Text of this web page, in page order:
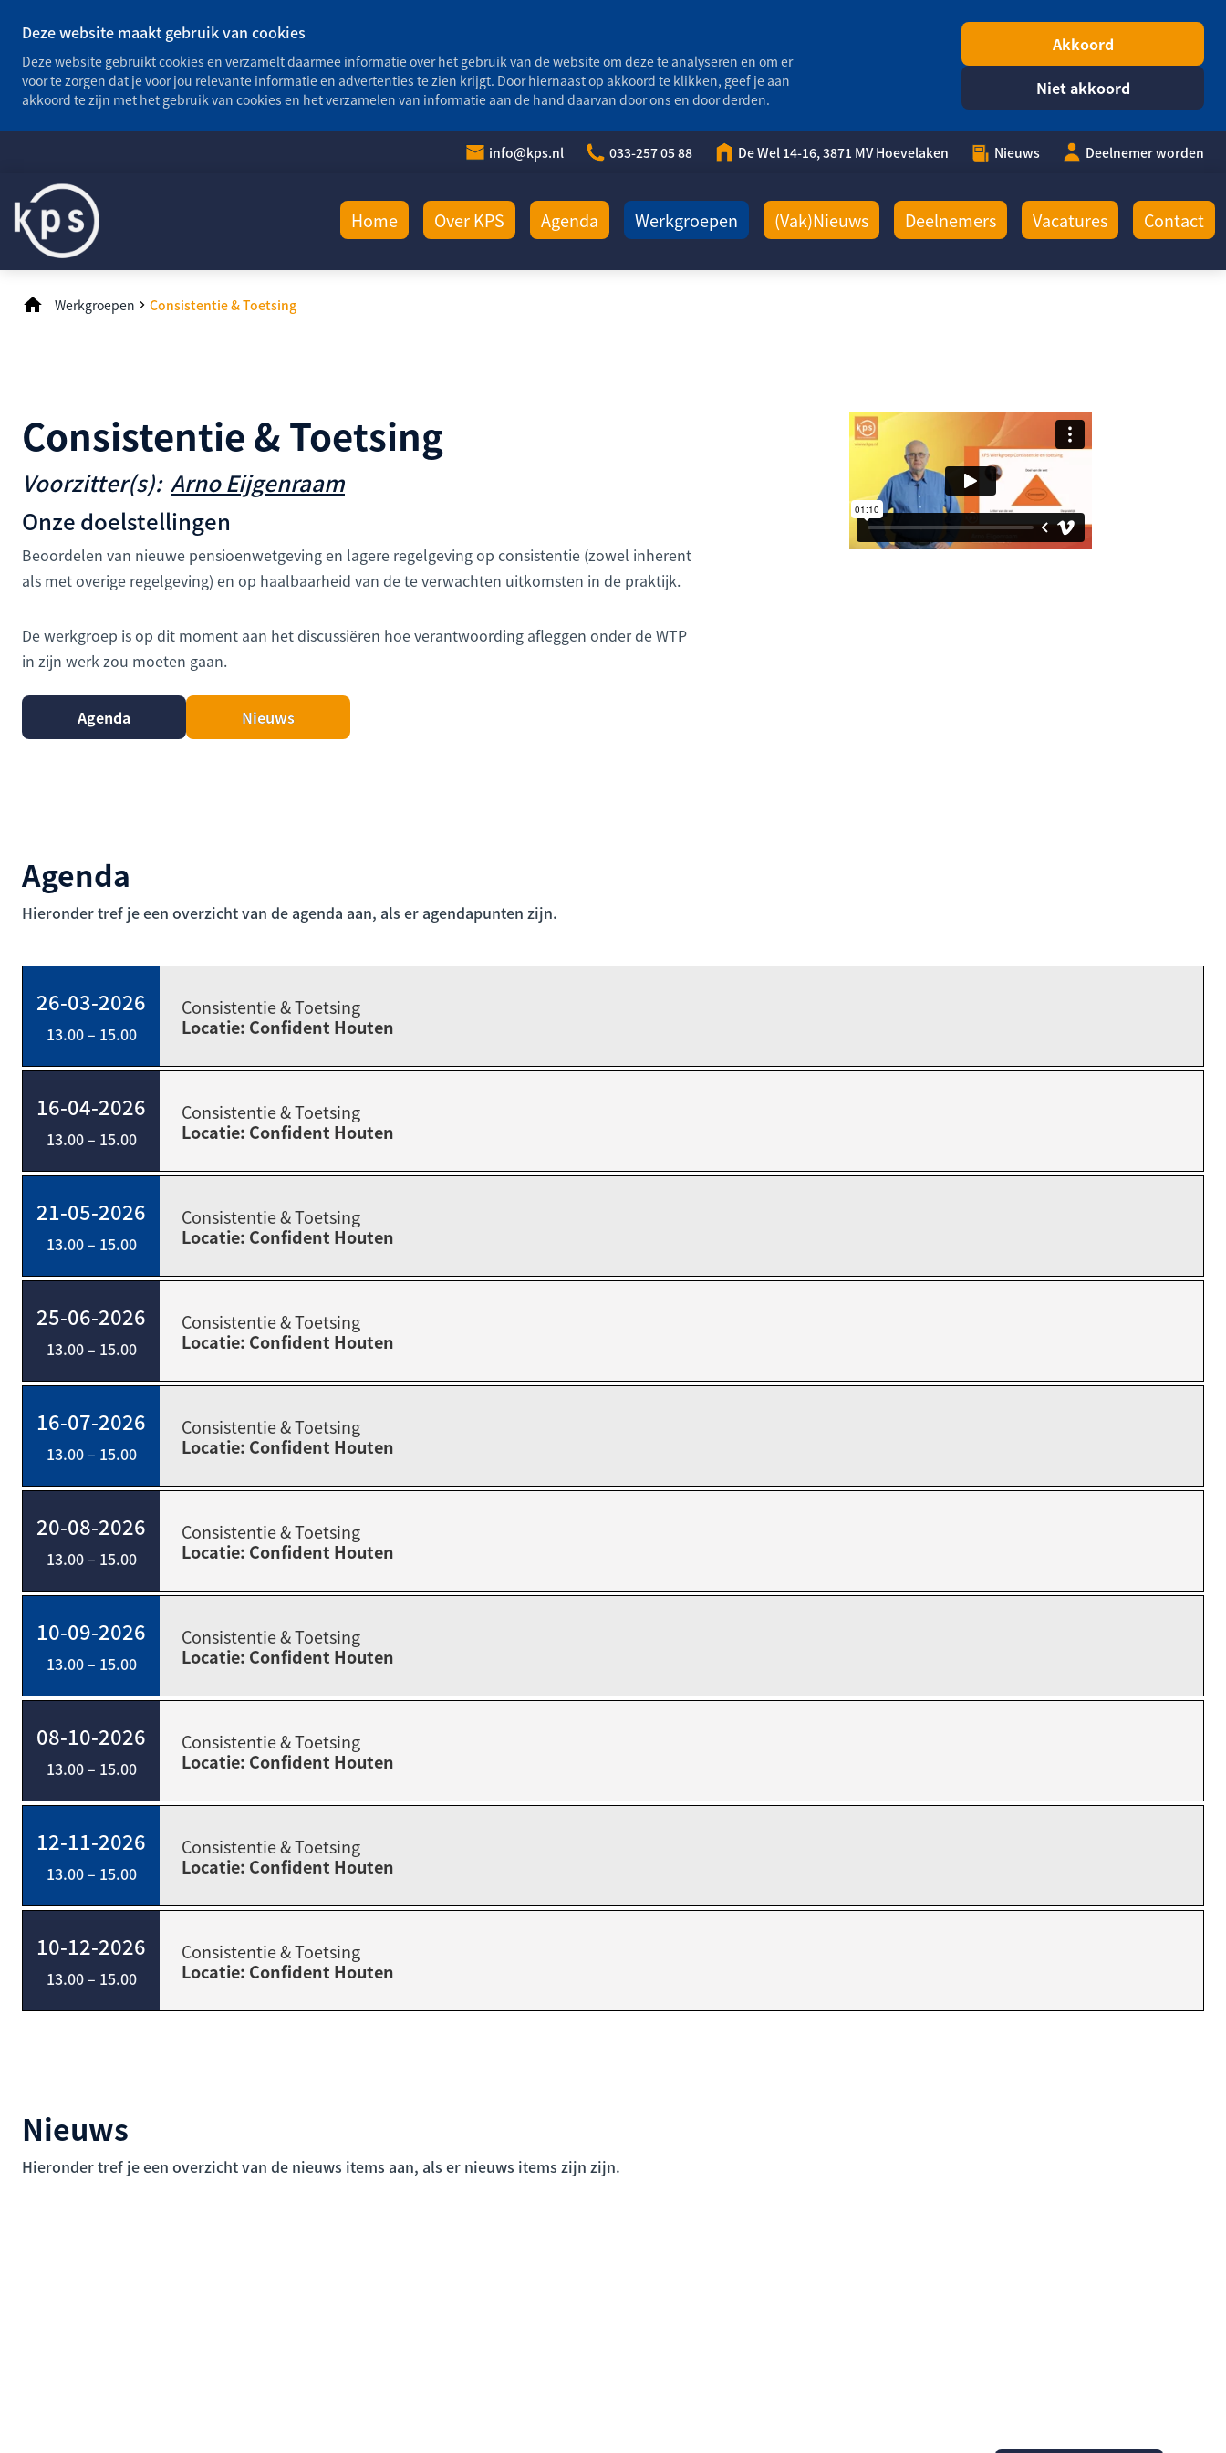
Deze website maakt gebruik van cookies
Deze website gebruikt cookies en verzamelt daarmee informatie over het gebruik van de website om deze te analyseren en om er
voor te zorgen dat je voor jou relevante informatie en advertenties te zien krijgt. Door hiernaast op akkoord te klikken, geef je aan
akkoord te zijn met het gebruik van cookies en het verzamelen van informatie aan de hand daarvan door ons en door derden.
Akkoord
Niet akkoord
info@kps.nl 033-257 05 88 De Wel 14-16, 3871 MV Hoevelaken Nieuws Deelnemer worden
Home Over KPS Agenda Werkgroepen (Vak)Nieuws Deelnemers Vacatures Contact
Werkgroepen Consistentie & Toetsing
Consistentie & Toetsing
Voorzitter(s): Arno Eijgenraam
Onze doelstellingen
Beoordelen van nieuwe pensioenwetgeving en lagere regelgeving op consistentie (zowel inherent
als met overige regelgeving) en op haalbaarheid van de te verwachten uitkomsten in de praktijk.
De werkgroep is op dit moment aan het discussiëren hoe verantwoording afleggen onder de WTP
in zijn werk zou moeten gaan.
Agenda Nieuws
Agenda
Hieronder tref je een overzicht van de agenda aan, als er agendapunten zijn.
26-03-2026
13.00 – 15.00
Consistentie & Toetsing
Locatie: Confident Houten
16-04-2026
13.00 – 15.00
Consistentie & Toetsing
Locatie: Confident Houten
21-05-2026
13.00 – 15.00
Consistentie & Toetsing
Locatie: Confident Houten
25-06-2026
13.00 – 15.00
Consistentie & Toetsing
Locatie: Confident Houten
16-07-2026
13.00 – 15.00
Consistentie & Toetsing
Locatie: Confident Houten
20-08-2026
13.00 – 15.00
Consistentie & Toetsing
Locatie: Confident Houten
10-09-2026
13.00 – 15.00
Consistentie & Toetsing
Locatie: Confident Houten
08-10-2026
13.00 – 15.00
Consistentie & Toetsing
Locatie: Confident Houten
12-11-2026
13.00 – 15.00
Consistentie & Toetsing
Locatie: Confident Houten
10-12-2026
13.00 – 15.00
Consistentie & Toetsing
Locatie: Confident Houten
Nieuws
Hieronder tref je een overzicht van de nieuws items aan, als er nieuws items zijn zijn.